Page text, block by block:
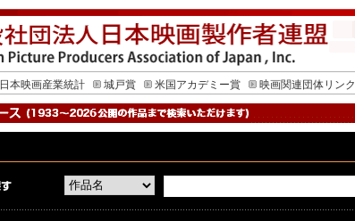
日本映画産業統計 城戸賞 米国アカデミー賞 映画関連団体リンク